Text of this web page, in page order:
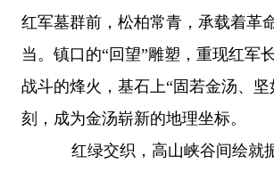
红军墓群前，松柏常青，承载着革
当。镇口的“回望”雕塑，重现红军
战斗的烽火，基石上“固若金汤、坚
刻，成为金汤崭新的地理坐标。
红绿交织，高山峡谷间绘就